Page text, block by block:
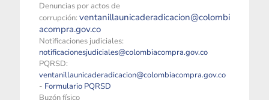
Denuncias por actos de
corrupción: ventanillaunicaderadicacion@colombi
acompra.gov.co
Notificaciones judiciales:
notificacionesjudiciales@colombiacompra.gov.co
PQRSD:
ventanillaunicaderadicacion@colombiacompra.gov.co
- Formulario PQRSD
Buzón físico